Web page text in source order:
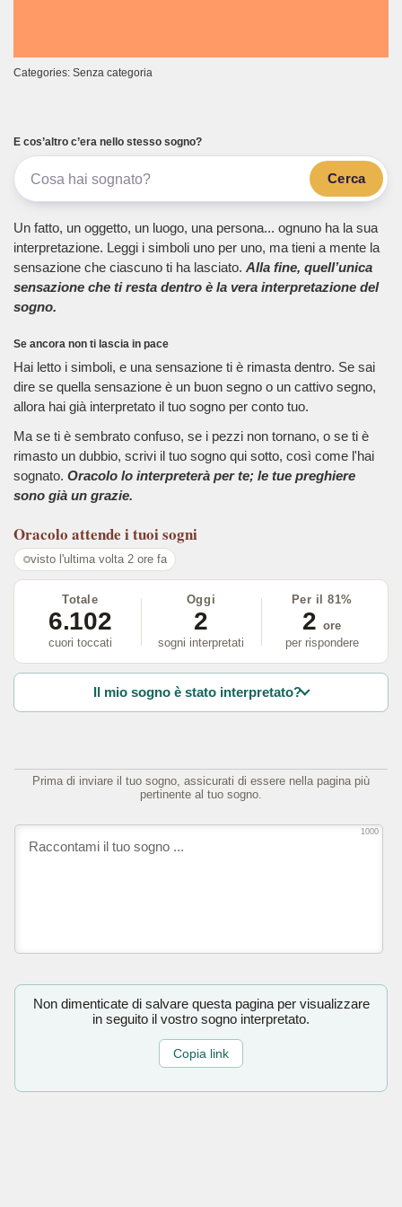
Categories: Senza categoria
E cos’altro c’era nello stesso sogno?
Cerca
Un fatto, un oggetto, un luogo, una persona... ognuno ha la sua
interpretazione. Leggi i simboli uno per uno, ma tieni a mente la
sensazione che ciascuno ti ha lasciato. Alla fine, quell’unica
sensazione che ti resta dentro è la vera interpretazione del
sogno.
Se ancora non ti lascia in pace
Hai letto i simboli, e una sensazione ti è rimasta dentro. Se sai
dire se quella sensazione è un buon segno o un cattivo segno,
allora hai già interpretato il tuo sogno per conto tuo.
Ma se ti è sembrato confuso, se i pezzi non tornano, o se ti è
rimasto un dubbio, scrivi il tuo sogno qui sotto, così come l'hai
sognato. Oracolo lo interpreterà per te; le tue preghiere
sono già un grazie.
Oracolo attende i tuoi sogni
visto l'ultima volta 2 ore fa
Totale
6.102
cuori toccati
Oggi
2
sogni interpretati
Per il 81%
2 ore
per rispondere
Il mio sogno è stato interpretato?
Prima di inviare il tuo sogno, assicurati di essere nella pagina più
pertinente al tuo sogno.
1000
Non dimenticate di salvare questa pagina per visualizzare
in seguito il vostro sogno interpretato.
Copia link